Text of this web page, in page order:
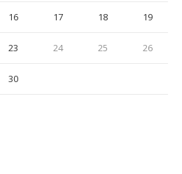
16 17 18 19
23 24 25 26
30